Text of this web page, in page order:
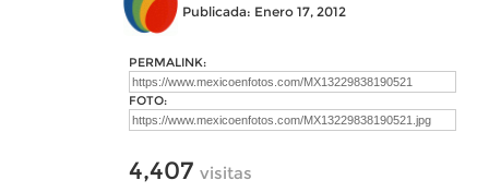
Publicada: Enero 17, 2012
PERMALINK:
FOTO:
4,407 visitas